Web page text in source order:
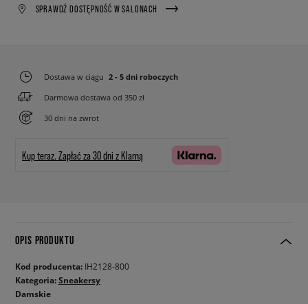
SPRAWDŹ DOSTĘPNOŚĆ W SALONACH
Dostawa w ciągu 2 - 5 dni roboczych
Darmowa dostawa od 350 zł
30 dni na zwrot
Kup teraz. Zapłać za 30 dni z Klarną
OPIS PRODUKTU
Kod producenta: IH2128-800
Kategoria:Sneakersy
Damskie